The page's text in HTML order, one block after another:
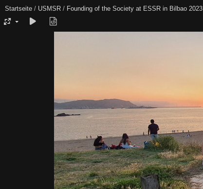
Startseite / USMSR / Founding of the Society at ESSR in Bilbao 2023